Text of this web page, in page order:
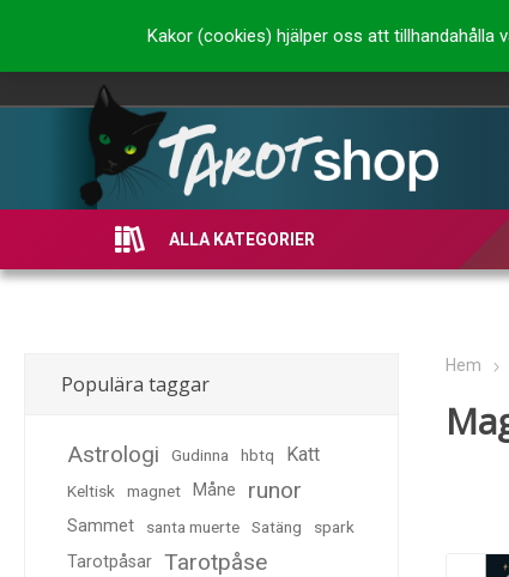
Kakor (cookies) hjälper oss att tillhandahålla
ALLA KATEGORIER
Hem
Populära taggar
Astrologi Gudinna hbtq Katt
Keltisk magnet Måne runor
Sammet santa muerte Satäng spark
Tarotpåsar Tarotpåse